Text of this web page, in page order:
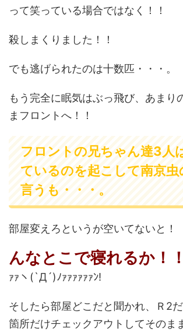
って笑っている場合ではなく！！
殺しまくりました！！
でも逃げられたのは十数匹・・・。
もう完全に眠気はぶっ飛び、あまり
まフロントへ！！
フロントの兄ちゃん達3人
ているのを起こして南京虫
言うも・・・。
部屋変えろというが空いてないと！
んなとこで寝れるか！
ｧｧヽ(`Д´)ﾉｧｧｧｧｧｧﾝ!
そしたら部屋どこだと聞かれ、Ｒ2
箇所だけチェックアウトしてそのま